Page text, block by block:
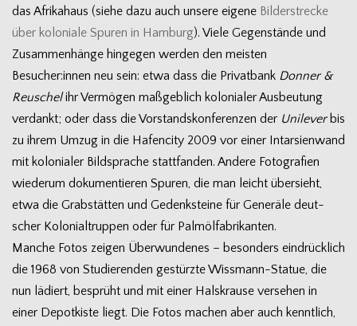
das Afri­ka­haus (siehe dazu auch unsere eigene Bil­der­stre­cke
über kolo­niale Spu­ren in Ham­burg). Viele Gegen­stände und
Zusam­men­hänge hin­ge­gen wer­den den meis­ten
Besucher:innen neu sein: etwa dass die Pri­vat­bank Don­ner &
Reuschelihr Ver­mö­gen maß­geb­lich kolo­nia­ler Aus­beu­tung
ver­dankt; oder dass die Vor­stands­kon­fe­ren­zen der Uni­le­verbis
zu ihrem Umzug in die Hafen­city 2009 vor einer Intar­si­en­wand
mit kolo­nia­ler Bild­spra­che statt­fan­den. Andere Foto­gra­fien
wie­derum doku­men­tie­ren Spu­ren, die man leicht über­sieht,
etwa die Grab­stät­ten und Gedenk­steine für Gene­räle deut­
scher Kolo­ni­al­trup­pen oder für Palmölfabrikanten.
Man­che Fotos zei­gen Über­wun­de­nes – beson­ders ein­drück­lich
die 1968 von Stu­die­ren­den gestürzte Wissmann-Statue, die
nun lädiert, besprüht und mit einer Hals­krause ver­se­hen in
einer Depot­kiste liegt. Die Fotos machen aber auch kennt­lich,